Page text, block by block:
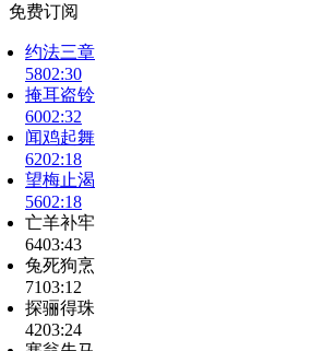
免费订阅
约法三章
5802:30
掩耳盗铃
6002:32
闻鸡起舞
6202:18
望梅止渴
5602:18
亡羊补牢
6403:43
兔死狗烹
7103:12
探骊得珠
4203:24